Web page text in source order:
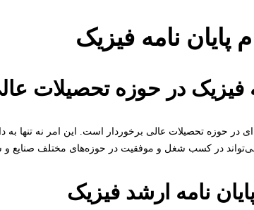
پایان نامه فیزیک
فیزیک در حوزه تحصیلات
در حوزه تحصیلات عالی برخوردار است. این امر نه تنها
در کسب شغل و موفقیت در حوزه‌های مختلف صنایع و
نامه ارشد فیزیک